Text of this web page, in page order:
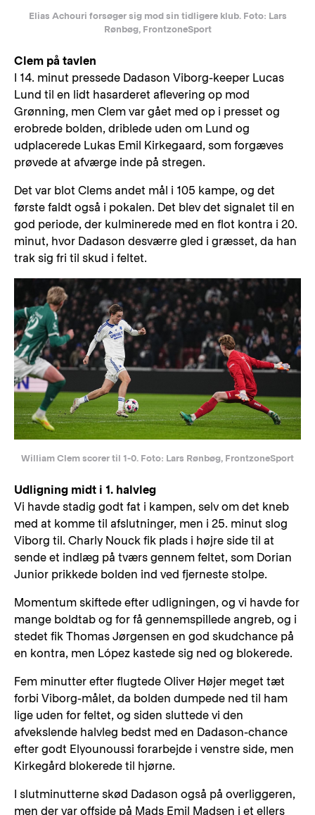
Elias Achouri forsøger sig mod sin tidligere klub. Foto: Lars
Rønbøg, FrontzoneSport
Clem på tavlen
I 14. minut pressede Dadason Viborg-keeper Lucas
Lund til en lidt hasarderet aflevering op mod
Grønning, men Clem var gået med op i presset og
erobrede bolden, driblede uden om Lund og
udplacerede Lukas Emil Kirkegaard, som forgæves
prøvede at afværge inde på stregen.
Det var blot Clems andet mål i 105 kampe, og det
første faldt også i pokalen. Det blev det signalet til en
god periode, der kulminerede med en flot kontra i 20.
minut, hvor Dadason desværre gled i græsset, da han
trak sig fri til skud i feltet.
William Clem scorer til 1-0. Foto: Lars Rønbøg, FrontzoneSport
Udligning midt i 1. halvleg
Vi havde stadig godt fat i kampen, selv om det kneb
med at komme til afslutninger, men i 25. minut slog
Viborg til. Charly Nouck fik plads i højre side til at
sende et indlæg på tværs gennem feltet, som Dorian
Junior prikkede bolden ind ved fjerneste stolpe.
Momentum skiftede efter udligningen, og vi havde for
mange boldtab og for få gennemspillede angreb, og i
stedet fik Thomas Jørgensen en god skudchance på
en kontra, men López kastede sig ned og blokerede.
Fem minutter efter flugtede Oliver Højer meget tæt
forbi Viborg-målet, da bolden dumpede ned til ham
lige uden for feltet, og siden sluttede vi den
afvekslende halvleg bedst med en Dadason-chance
efter godt Elyounoussi forarbejde i venstre side, men
Kirkegård blokerede til hjørne.
I slutminutterne skød Dadason også på overliggeren,
men der var offside på Mads Emil Madsen i et ellers